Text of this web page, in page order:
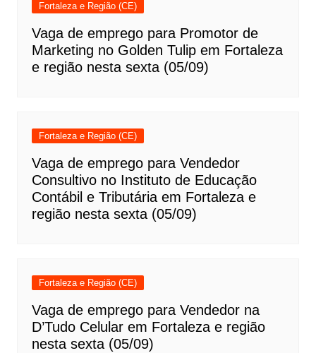
Fortaleza e Região (CE)
Vaga de emprego para Promotor de
Marketing no Golden Tulip em Fortaleza
e região nesta sexta (05/09)
Fortaleza e Região (CE)
Vaga de emprego para Vendedor
Consultivo no Instituto de Educação
Contábil e Tributária em Fortaleza e
região nesta sexta (05/09)
Fortaleza e Região (CE)
Vaga de emprego para Vendedor na
D’Tudo Celular em Fortaleza e região
nesta sexta (05/09)